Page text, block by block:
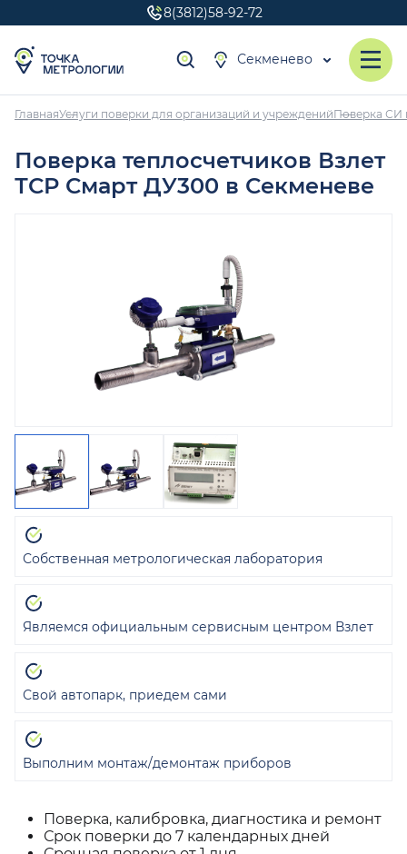
8(3812)58-92-72
Секменево
ГлавнаяУслуги поверки для организаций и учрежденийПоверка СИ
Поверка теплосчетчиков Взлет
ТСР Смарт ДУ300 в Секменеве
Поверка, калибровка, диагностика и ремонт
Срок поверки до 7 календарных дней
Собственная метрологическая лаборатория
Являемся официальным сервисным центром Взлет
Свой автопарк, приедем сами
Выполним монтаж/демонтаж приборов